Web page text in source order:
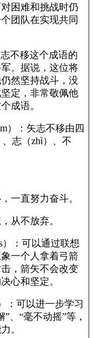
困难和挑战时仍
团队在实现共同
不移这个成语的
。据说，这位将
然坚持战斗，没
定，非常敬佩他
成语。
）：矢志不移由四
志（zhì）、不
一直努力奋斗。
从不放弃。
）：可以通过联想
一个人拿着弓箭
，箭矢不会改变
心和坚定。
：可以进一步学习
、“毫不动摇”等，
。